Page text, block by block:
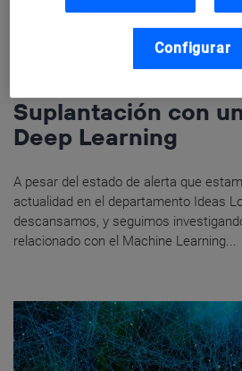
Suplantación con
Deep Learning
A pesar del estado de alerta que
actualidad en el departamento Ideas
descansamos, y seguimos
relacionado con el Machine Learning...
Configurar